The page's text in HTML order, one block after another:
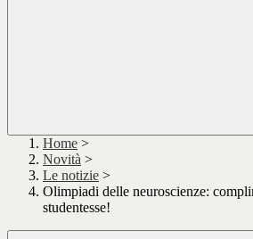
Home >
Novità >
Le notizie >
Olimpiadi delle neuroscienze:
studentesse!